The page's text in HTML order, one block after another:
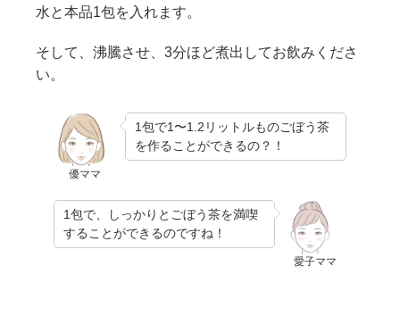
水と本品1包を入れます。
そして、沸騰させ、3分ほど煮出してお飲みくださ
い。
優ママ
1包で1〜1.2リットルものごぼう茶
を作ることができるの？！
愛子ママ
1包で、しっかりとごぼう茶を満喫
することができるのですね！